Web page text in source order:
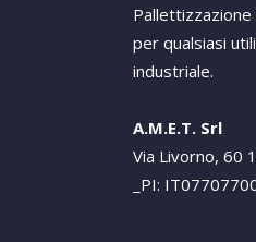
Pallettizzazione
per qualsiasi
industriale.
A.M.E.T. Srl
Via Livorno, 60
_PI: